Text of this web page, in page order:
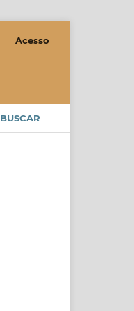
BUSCAR
Acesso